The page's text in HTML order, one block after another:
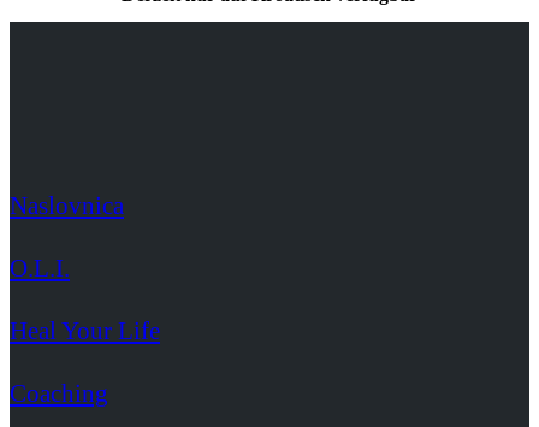
Naslovnica
O.L.I.
Heal Your Life
Coaching